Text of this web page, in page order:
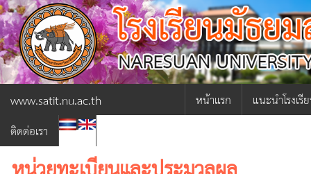
www.satit.nu.ac.th หน้าแรก
แนะนำโรงเรี
ติดต่อเรา